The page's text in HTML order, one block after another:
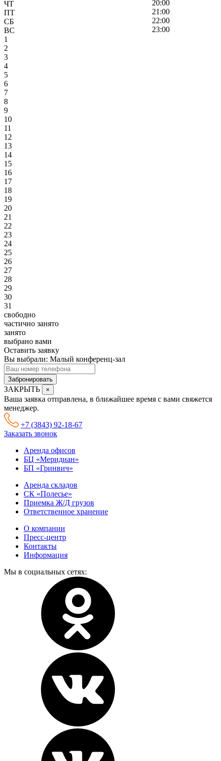
ЧТ
ПТ
СБ
ВС
1
2
3
4
5
6
7
8
9
10
11
12
13
14
15
16
17
18
19
20
21
22
23
24
25
26
27
28
29
30
31
свободно
частично занято
занято
выбрано вами
20:00
21:00
22:00
23:00
Оставить заявку
Вы выбрали: Малый конференц-зал
Забронировать
ЗАКРЫТЬ ×
Ваша заявка отправлена, в ближайшее время с вами свяжется
менеджер.
+7 (3843) 92-18-67
Заказать звонок
Аренда офисов
БЦ «Меридиан»
БП «Гринвич»
Аренда складов
СК «Полесье»
Приемка Ж/Д грузов
Ответственное хранение
О компании
Пресс-центр
Контакты
Информация
Мы в социальных сетях: